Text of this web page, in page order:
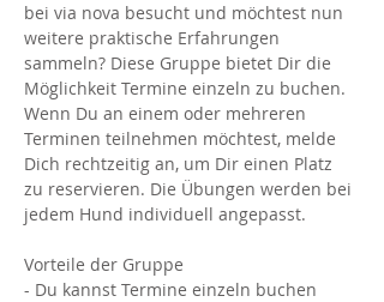
bei via nova besucht und möchtest nun
weitere praktische Erfahrungen
sammeln? Diese Gruppe bietet Dir die
Möglichkeit Termine einzeln zu buchen.
Wenn Du an einem oder mehreren
Terminen teilnehmen möchtest, melde
Dich rechtzeitig an, um Dir einen Platz
zu reservieren. Die Übungen werden bei
jedem Hund individuell angepasst.
Vorteile der Gruppe
- Du kannst Termine einzeln buchen